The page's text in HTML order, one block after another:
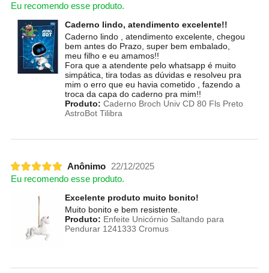
Eu recomendo esse produto.
Caderno lindo, atendimento excelente!!
Caderno lindo , atendimento excelente, chegou
bem antes do Prazo, super bem embalado,
meu filho e eu amamos!!
Fora que a atendente pelo whatsapp é muito
simpática, tira todas as dúvidas e resolveu pra
mim o erro que eu havia cometido , fazendo a
troca da capa do caderno pra mim!!
Produto: Caderno Broch Univ CD 80 Fls Preto
AstroBot Tilibra
Anônimo
22/12/2025
Eu recomendo esse produto.
Excelente produto muito bonito!
Muito bonito e bem resistente.
Produto: Enfeite Unicórnio Saltando para
Pendurar 1241333 Cromus